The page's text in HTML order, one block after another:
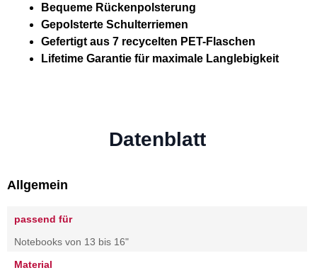
Bequeme Rückenpolsterung
Gepolsterte Schulterriemen
Gefertigt aus 7 recycelten PET-Flaschen
Lifetime Garantie für maximale Langlebigkeit
Datenblatt
Allgemein
passend für
Notebooks von 13 bis 16"
Material